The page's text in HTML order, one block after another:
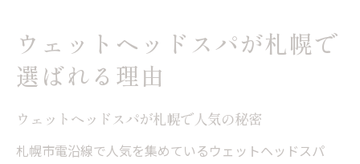
ウェットヘッドスパが札幌で
選ばれる理由
ウェットヘッドスパが札幌で人気の秘密
札幌市電沿線で人気を集めているウェットヘッドスパ